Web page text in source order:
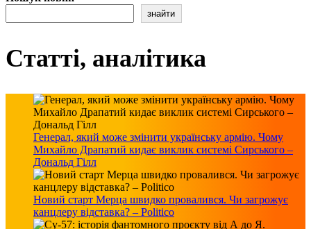
знайти
Статті, аналітика
Генерал, який може змінити українську армію. Чому
Михайло Драпатий кидає виклик системі Сирського –
Дональд Гілл
Новий старт Мерца швидко провалився. Чи загрожує
канцлеру відставка? – Politico